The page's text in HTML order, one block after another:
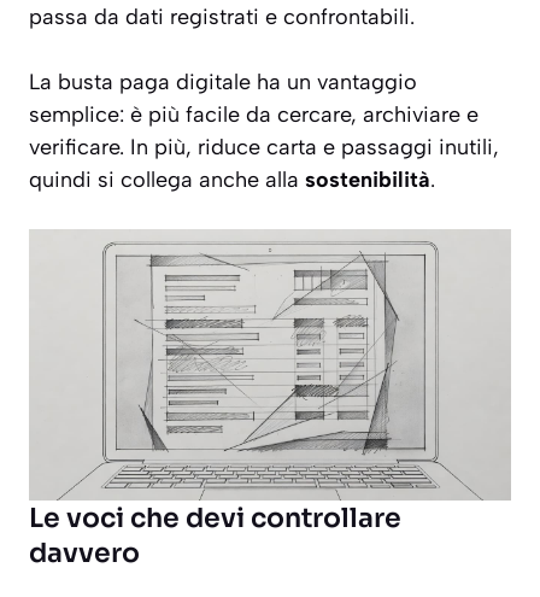
passa da dati registrati e confrontabili.
La busta paga digitale ha un vantaggio
semplice: è più facile da cercare, archiviare e
verificare. In più, riduce carta e passaggi inutili,
quindi si collega anche alla sostenibilità.
Le voci che devi controllare
davvero